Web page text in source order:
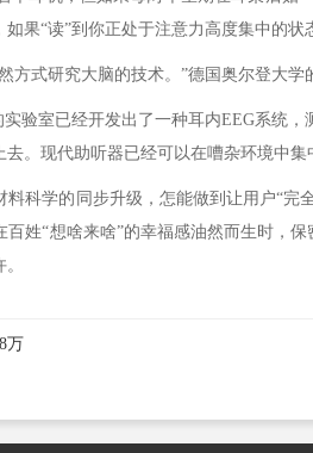
果“读”到你正处于注意力高度集中的状
式研究大脑的技术。”德国奥尔登大学
室已经开发出了一种耳内EEG系统
。现代助听器已经可以在嘈杂环境中
学的同步升级，怎能做到让用户“完
姓“想啥来啥”的幸福感油然而生时，
万